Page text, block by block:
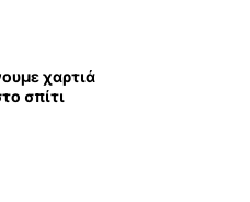
χαρτιά
σπίτι